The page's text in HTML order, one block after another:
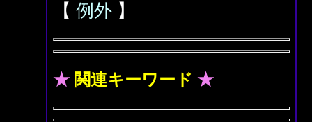
【 例外 】
★ 関連キーワード ★